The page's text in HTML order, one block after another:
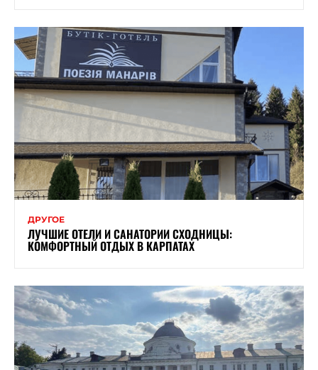
ДРУГОЕ
ЛУЧШИЕ ОТЕЛИ И САНАТОРИИ СХОДНИЦЫ:
КОМФОРТНЫЙ ОТДЫХ В КАРПАТАХ